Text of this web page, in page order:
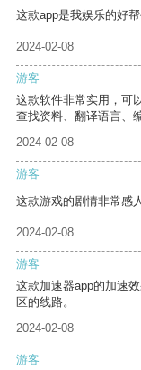
这款app是我娱乐的好
2024-02-08
游客
这款软件非常实用，可
查找资料、翻译语言、
2024-02-08
游客
这款游戏的剧情非常感
2024-02-08
游客
这款加速器app的加速
区的线路。
2024-02-08
游客